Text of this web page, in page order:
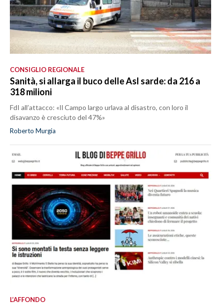
CONSIGLIO REGIONALE
Sanità, si allarga il buco delle Asl sarde: da 216 a
318 milioni
FdI all’attacco: «Il Campo largo urlava al disastro, con loro il
disavanzo è cresciuto del 47%»
Roberto Murgia
L’AFFONDO